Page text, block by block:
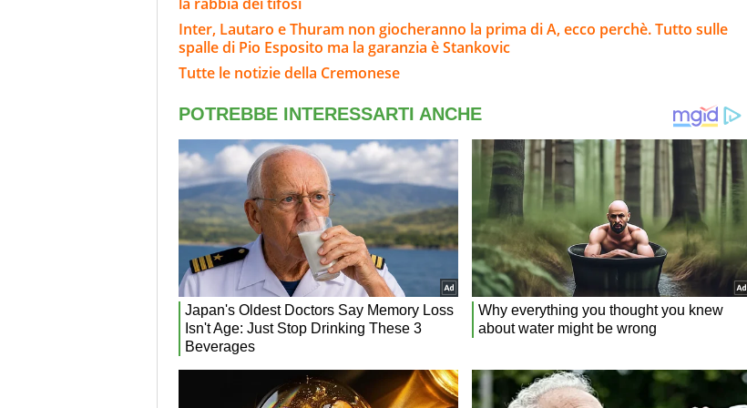
Inter, Lautaro e Thuram non giocheranno la prima di A, ecco perchè. Tutto sulle
spalle di Pio Esposito ma la garanzia è Stankovic
Tutte le notizie della Cremonese